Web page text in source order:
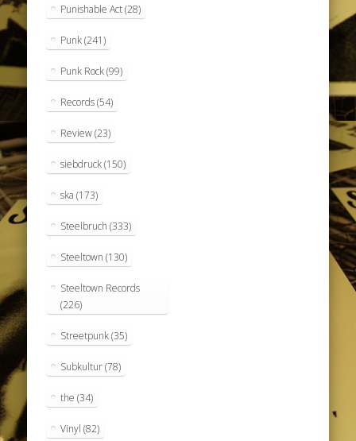
Punishable Act(28)
Punk(241)
Punk Rock(99)
Records(54)
Review(23)
siebdruck(150)
ska (173)
Steelbruch (333)
Steeltown (130)
Steeltown Records
(226)
Streetpunk(35)
Subkultur(78)
the (34)
Vinyl (82)